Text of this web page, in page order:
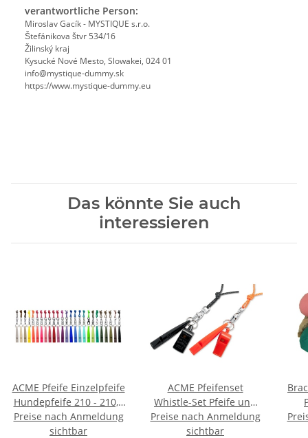
verantwortliche Person:
Miroslav Gacík - MYSTIQUE s.r.o.
Štefánikova štvr 534/16
Žilinský kraj
Kysucké Nové Mesto, Slowakei, 024 01
info@mystique-dummy.sk
https://www.mystique-dummy.eu
Das könnte Sie auch
interessieren
ACME Pfeife Einzelpfeife
Hundepfeife 210 - 210,5
- 211,5 - 212
Preise nach Anmeldung
sichtbar
ACME Pfeifenset
Whistle-Set Pfeife und
Triller Hundepfeife +
Pfeifenband
Preise nach Anmeldung
sichtbar